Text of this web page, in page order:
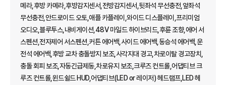
메라,후방 카메라,후방감지센서,전방감지센서,뒷좌석 무선충전,앞좌석
무선충전,안드로이드 오토,애플 카플레이,와이드 디스플레이,프리미엄
오디오,블루투스,내비게이션,48V 마일드 하이브리드,후륜 조향,에어 서
스펜션,전자제어 서스펜션,커튼 에어백,사이드 에어백,동승석 에어백,운
전석 에어백,후방 교차 충돌방지 보조,사각지대 경고,차로이탈 경고장치,
충돌 회피 보조,자동긴급제동,차로유지 보조,크루즈 컨트롤,어댑티브 크
루즈 컨트롤,윈드쉴드 HUD,어댑티브(LED or 레이저) 헤드램프,LED 헤